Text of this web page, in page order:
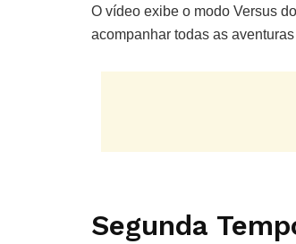
O vídeo exibe o modo Versus
acompanhar todas as
Segunda